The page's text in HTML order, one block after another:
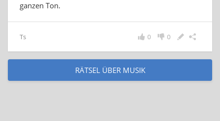
ganzen Ton.
Ts 0
0
RÄTSEL ÜBER MUSIK